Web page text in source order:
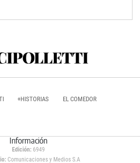
+HISTORIAS EL COMEDOR
Información
Edición: 6949
Comunicaciones y Medios S.A